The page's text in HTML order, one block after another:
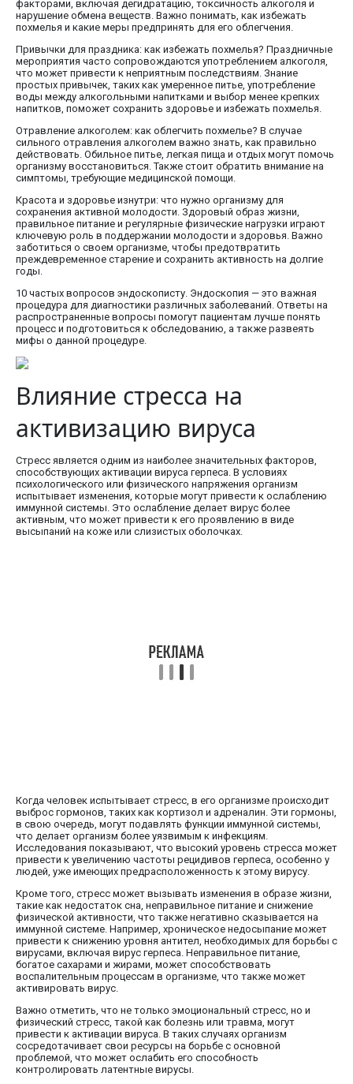
факторами, включая дегидратацию, токсичность алкоголя и
нарушение обмена веществ. Важно понимать, как избежать
похмелья и какие меры предпринять для его облегчения.
Привычки для праздника: как избежать похмелья? Праздничные
мероприятия часто сопровождаются употреблением алкоголя,
что может привести к неприятным последствиям. Знание
простых привычек, таких как умеренное питье, употребление
воды между алкогольными напитками и выбор менее крепких
напитков, поможет сохранить здоровье и избежать похмелья.
Отравление алкоголем: как облегчить похмелье? В случае
сильного отравления алкоголем важно знать, как правильно
действовать. Обильное питье, легкая пища и отдых могут помочь
организму восстановиться. Также стоит обратить внимание на
симптомы, требующие медицинской помощи.
Красота и здоровье изнутри: что нужно организму для
сохранения активной молодости. Здоровый образ жизни,
правильное питание и регулярные физические нагрузки играют
ключевую роль в поддержании молодости и здоровья. Важно
заботиться о своем организме, чтобы предотвратить
преждевременное старение и сохранить активность на долгие
годы.
10 частых вопросов эндоскописту. Эндоскопия — это важная
процедура для диагностики различных заболеваний. Ответы на
распространенные вопросы помогут пациентам лучше понять
процесс и подготовиться к обследованию, а также развеять
мифы о данной процедуре.
Влияние стресса на
активизацию вируса
Стресс является одним из наиболее значительных факторов,
способствующих активации вируса герпеса. В условиях
психологического или физического напряжения организм
испытывает изменения, которые могут привести к ослаблению
иммунной системы. Это ослабление делает вирус более
активным, что может привести к его проявлению в виде
высыпаний на коже или слизистых оболочках.
Когда человек испытывает стресс, в его организме происходит
выброс гормонов, таких как кортизол и адреналин. Эти гормоны,
в свою очередь, могут подавлять функции иммунной системы,
что делает организм более уязвимым к инфекциям.
Исследования показывают, что высокий уровень стресса может
привести к увеличению частоты рецидивов герпеса, особенно у
людей, уже имеющих предрасположенность к этому вирусу.
Кроме того, стресс может вызывать изменения в образе жизни,
такие как недостаток сна, неправильное питание и снижение
физической активности, что также негативно сказывается на
иммунной системе. Например, хроническое недосыпание может
привести к снижению уровня антител, необходимых для борьбы с
вирусами, включая вирус герпеса. Неправильное питание,
богатое сахарами и жирами, может способствовать
воспалительным процессам в организме, что также может
активировать вирус.
Важно отметить, что не только эмоциональный стресс, но и
физический стресс, такой как болезнь или травма, могут
привести к активации вируса. В таких случаях организм
сосредотачивает свои ресурсы на борьбе с основной
проблемой, что может ослабить его способность
контролировать латентные вирусы.